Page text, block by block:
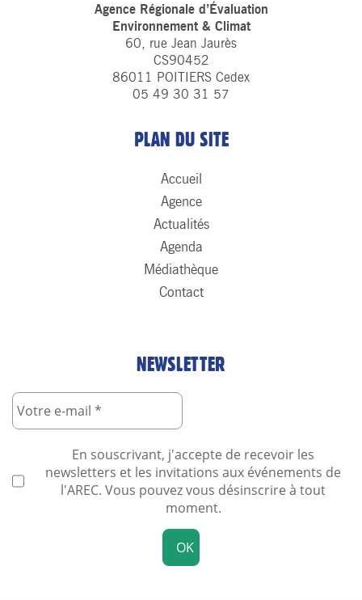
Agence Régionale d’Évaluation
Environnement & Climat
60, rue Jean Jaurès
CS90452
86011 POITIERS Cedex
05 49 30 31 57
PLAN DU SITE
Accueil
Agence
Actualités
Agenda
Médiathèque
Contact
NEWSLETTER
En souscrivant, j'accepte de recevoir les
newsletters et les invitations aux événements de
l'AREC. Vous pouvez vous désinscrire à tout
moment.